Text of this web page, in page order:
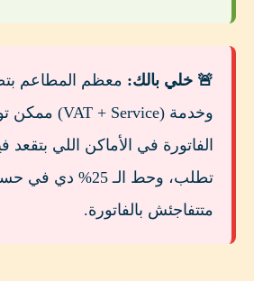
🚨 خلي بالك: معظم المطاعم
الفاتورة في الأماكن اللي بتقعد
تطلب، وحط الـ 25%
متتفاجئش بالفاتورة.